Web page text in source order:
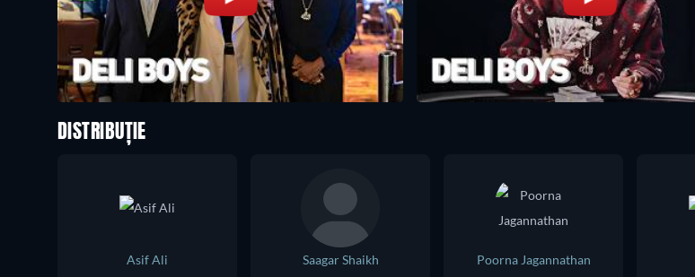
DISTRIBUȚIE
Asif Ali
Saagar Shaikh
Poorna Jagannathan